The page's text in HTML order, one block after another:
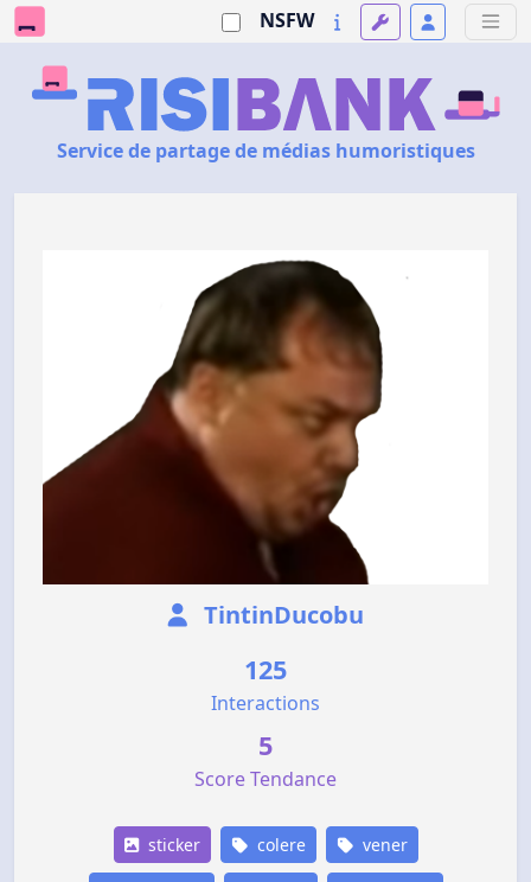
NSFW
Service de partage de médias humoristiques
TintinDucobu
125
Interactions
5
Score Tendance
sticker colere vener